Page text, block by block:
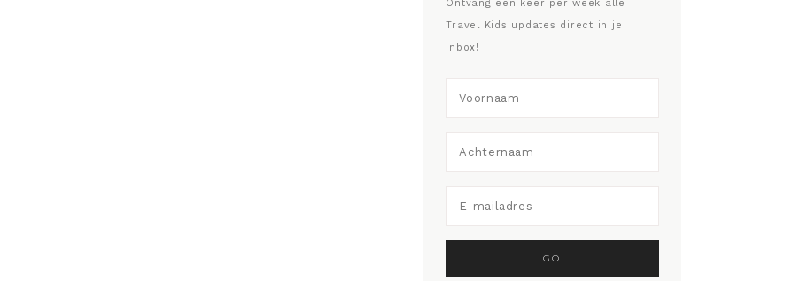
Ontvang één keer per week alle
Travel Kids updates direct in je
inbox!